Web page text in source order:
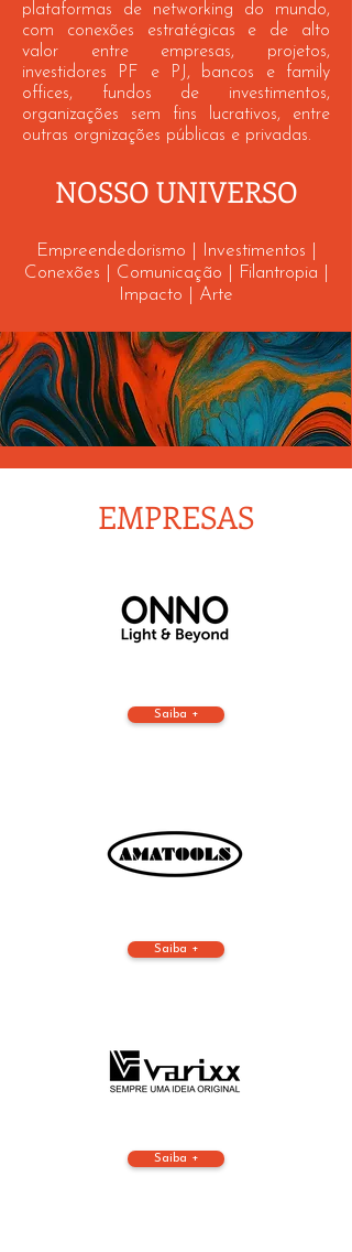
plataformas de networking do mundo,
com conexões estratégicas e de alto
valor entre empresas, projetos,
investidores PF e PJ, bancos e family
offices, fundos de investimentos,
organizações sem fins lucrativos, entre
outras orgnizações públicas e privadas.
NOSSO UNIVERSO
Empreendedorismo | Investimentos |
Conexões | Comunicação | Filantropia |
Impacto | Arte
EMPRESAS
Saiba +
Saiba +
Saiba +